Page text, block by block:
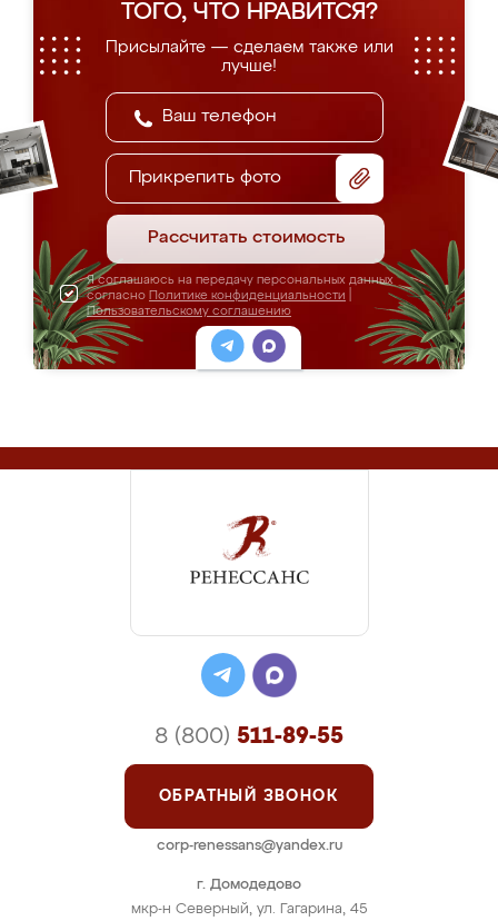
ТОГО, ЧТО НРАВИТСЯ?
Присылайте — сделаем также или
лучше!
Прикрепить фото
Рассчитать стоимость
Я соглашаюсь на передачу персональных данных
согласно Политике конфиденциальности
Пользовательскому соглашению
г. Домодедово
мкр-н Северный, ул. Гагарина, 45
8 (800) 511-89-55
ОБРАТНЫЙ ЗВОНОК
corp-renessans@yandex.ru